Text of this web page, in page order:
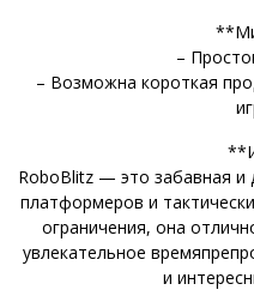
–
– Возможна короткая
RoboBlitz — это забавная и
платформеров и
ограничения, она
увлекательное
и